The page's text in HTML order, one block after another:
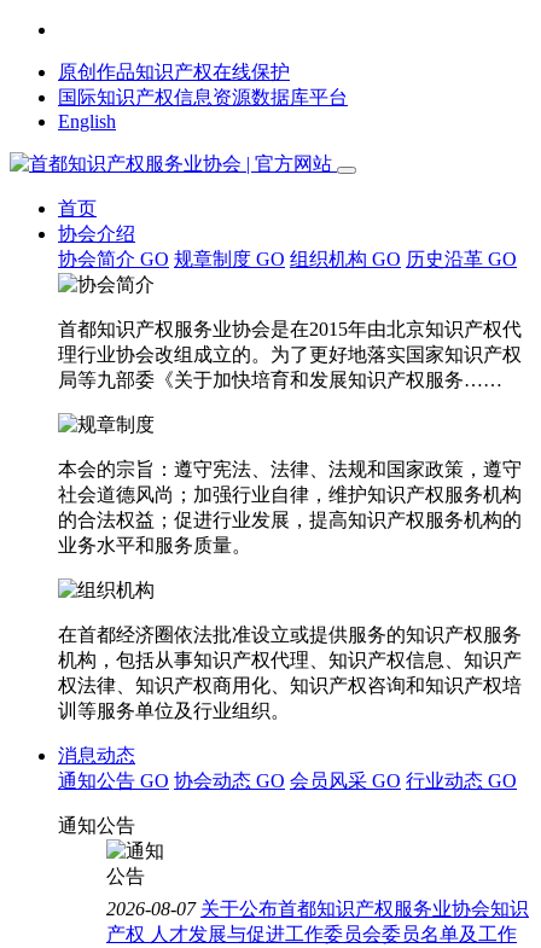
原创作品知识产权在线保护
国际知识产权信息资源数据库平台
English
首页
协会介绍
协会简介 GO 规章制度 GO 组织机构 GO 历史沿革 GO
首都知识产权服务业协会是在2015年由北京知识产权代
理行业协会改组成立的。为了更好地落实国家知识产权
局等九部委《关于加快培育和发展知识产权服务……
本会的宗旨：遵守宪法、法律、法规和国家政策，遵守
社会道德风尚；加强行业自律，维护知识产权服务机构
的合法权益；促进行业发展，提高知识产权服务机构的
业务水平和服务质量。
在首都经济圈依法批准设立或提供服务的知识产权服务
机构，包括从事知识产权代理、知识产权信息、知识产
权法律、知识产权商用化、知识产权咨询和知识产权培
训等服务单位及行业组织。
消息动态
通知公告 GO 协会动态 GO 会员风采 GO 行业动态 GO
通知公告
2026-08-07 关于公布首都知识产权服务业协会知识
产权 人才发展与促进工作委员会委员名单及工作